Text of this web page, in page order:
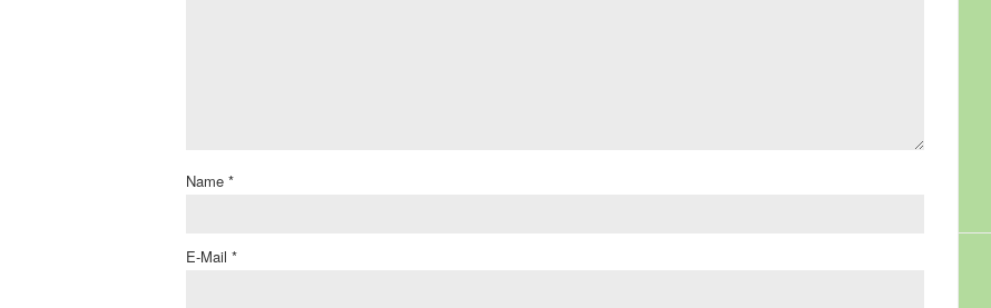
Name *
E-Mail *